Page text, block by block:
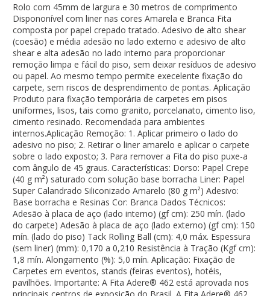
Rolo com 45mm de largura e 30 metros de comprimento
Dispononível com liner nas cores Amarela e Branca Fita
composta por papel crepado tratado. Adesivo de alto shear
(coesão) e média adesão no lado externo e adesivo de alto
shear e alta adesão no lado interno para proporcionar
remoção limpa e fácil do piso, sem deixar resíduos de adesivo
ou papel. Ao mesmo tempo permite execelente fixação do
carpete, sem riscos de desprendimento de pontas. Aplicação
Produto para fixação temporária de carpetes em pisos
uniformes, lisos, tais como granito, porcelanato, cimento liso,
cimento resinado. Recomendada para ambientes
internos.Aplicação Remoção: 1. Aplicar primeiro o lado do
adesivo no piso; 2. Retirar o liner amarelo e aplicar o carpete
sobre o lado exposto; 3. Para remover a Fita do piso puxe-a
com ângulo de 45 graus. Características: Dorso: Papel Crepe
(40 g m²) saturado com solução base borracha Liner: Papel
Super Calandrado Siliconizado Amarelo (80 g m²) Adesivo:
Base borracha e Resinas Cor: Branca Dados Técnicos:
Adesão à placa de aço (lado interno) (gf cm): 250 mín. (lado
do carpete) Adesão à placa de aço (lado externo) (gf cm): 150
mín. (lado do piso) Tack Rolling Ball (cm): 4,0 máx. Espessura
(sem liner) (mm): 0,170 a 0,210 Resistência à Tração (Kgf cm):
1,8 mín. Alongamento (%): 5,0 mín. Aplicação: Fixação de
Carpetes em eventos, stands (feiras eventos), hotéis,
pavilhões. Importante: A Fita Adere® 462 está aprovada nos